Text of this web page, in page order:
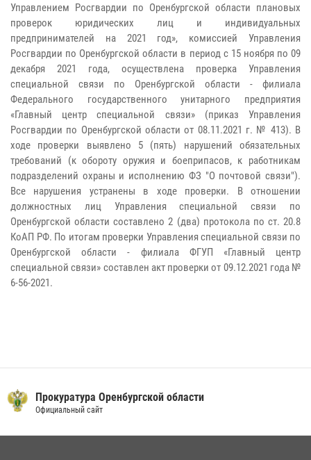
Управлением Росгвардии по Оренбургской области плановых
проверок юридических лиц и индивидуальных
предпринимателей на 2021 год», комиссией Управления
Росгвардии по Оренбургской области в период с 15 ноября по 09
декабря 2021 года, осуществлена проверка Управления
специальной связи по Оренбургской области - филиала
Федерального государственного унитарного предприятия
«Главный центр специальной связи» (приказ Управления
Росгвардии по Оренбургской области от 08.11.2021 г. № 413). В
ходе проверки выявлено 5 (пять) нарушений обязательных
требований (к обороту оружия и боеприпасов, к работникам
подразделений охраны и исполнению ФЗ "О почтовой связи").
Все нарушения устранены в ходе проверки. В отношении
должностных лиц Управления специальной связи по
Оренбургской области составлено 2 (два) протокола по ст. 20.8
КоАП РФ. По итогам проверки Управления специальной связи по
Оренбургской области - филиала ФГУП «Главный центр
специальной связи» составлен акт проверки от 09.12.2021 года №
6-56-2021.
Прокуратура Оренбургской области
Официальный сайт